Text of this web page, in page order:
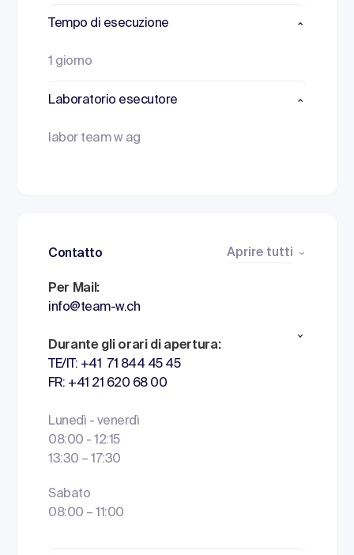
Tempo di esecuzione
1 giorno
Laboratorio esecutore
labor team w ag
Contatto Aprire tutti
Per Mail:
info@team-w.ch
Durante gli orari di apertura:
TE/IT: +41 71 844 45 45
FR: +41 21 620 68 00
Lunedì - venerdì
08:00 - 12:15
13:30 – 17:30
Sabato
08:00 – 11:00